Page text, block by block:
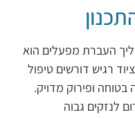
העברת מפעלים הוא
רגיש דורשים טיפול
בטוחה ופירוק מדויק.
לנזקים גבוה